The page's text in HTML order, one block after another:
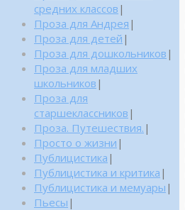
средних классов |
Проза для Андрея |
Проза для детей |
Проза для дошкольников |
Проза для младших
школьников |
Проза для
старшеклассников |
Проза. Путешествия. |
Просто о жизни |
Публицистика |
Публицистика и критика |
Публицистика и мемуары |
Пьесы |